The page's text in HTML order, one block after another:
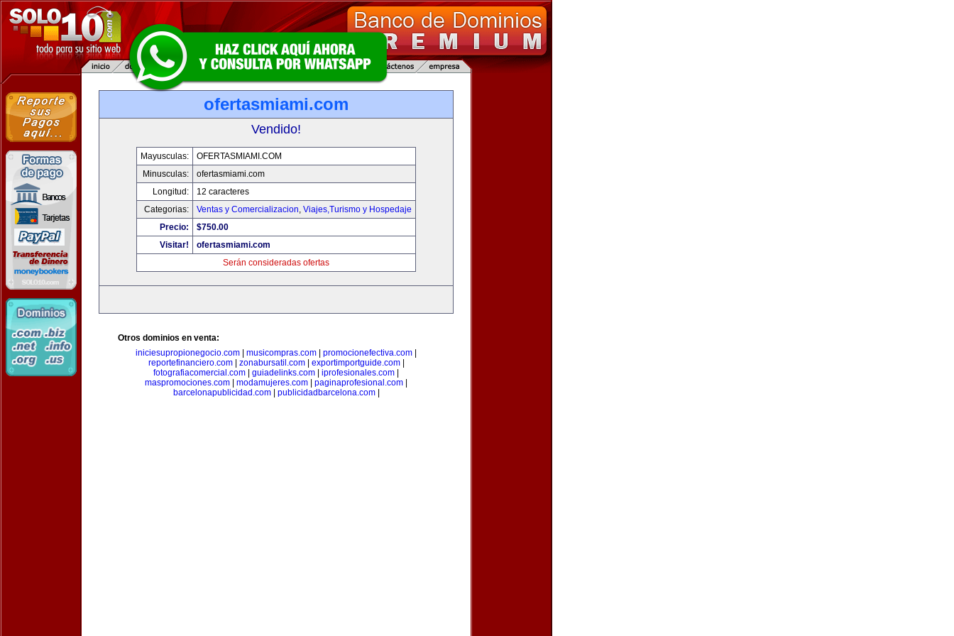
ofertasmiami.com
Vendido!
Mayusculas:
OFERTASMIAMI.COM
Minusculas:
ofertasmiami.com
Longitud:
12 caracteres
Categorias:
Ventas y Comercializacion, Viajes,Turismo y Hospedaje
Precio:
$750.00
Visitar!
ofertasmiami.com
Serán consideradas ofertas
Otros dominios en venta:
iniciesupropionegocio.com
musicompras.com promocionefectiva.com
reportefinanciero.com| zonabursatil.com| exportimportguide.com|
fotografiacomercial.com
guiadelinks.com iprofesionales.com
maspromociones.com
modamujeres.com paginaprofesional.com
barcelonapublicidad.com| publicidadbarcelona.com|